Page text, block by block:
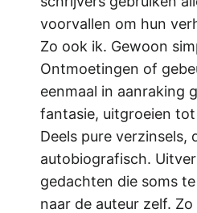
voorvallen om hun
Zo ook ik. Gewoon
Ontmoetingen of
eenmaal in aanraking
fantasie, uitgroeien
Deels pure verzinsels,
autobiografisch.
gedachten die soms
naar de auteur zelf.